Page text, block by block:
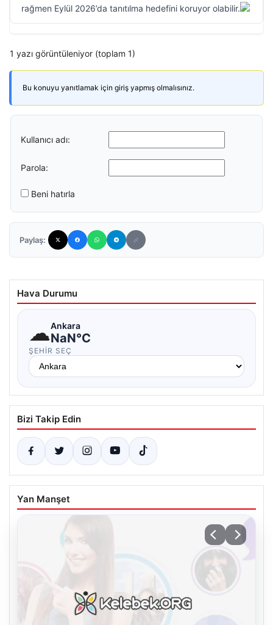
rağmen Eylül 2026’da tanıtılma hedefini koruyor olabilir.
1 yazı görüntüleniyor (toplam 1)
Bu konuyu yanıtlamak için giriş yapmış olmalısınız.
Kullanıcı adı:
Parola:
Beni hatırla
Paylaş:
Hava Durumu
☁Ankara
NaN°C
ŞEHIR SEÇ
Bizi Takip Edin
Yan Manşet